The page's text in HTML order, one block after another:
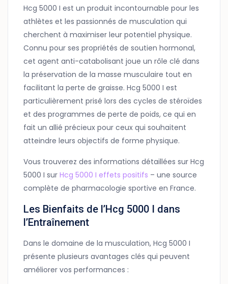
Hcg 5000 I est un produit incontournable pour les
athlètes et les passionnés de musculation qui
cherchent à maximiser leur potentiel physique.
Connu pour ses propriétés de soutien hormonal,
cet agent anti-catabolisant joue un rôle clé dans
la préservation de la masse musculaire tout en
facilitant la perte de graisse. Hcg 5000 I est
particulièrement prisé lors des cycles de stéroïdes
et des programmes de perte de poids, ce qui en
fait un allié précieux pour ceux qui souhaitent
atteindre leurs objectifs de forme physique.
Vous trouverez des informations détaillées sur Hcg
5000 I surHcg 5000 I effets positifs – une source
complète de pharmacologie sportive en France.
Les Bienfaits de l’Hcg 5000 I dans
l’Entraînement
Dans le domaine de la musculation, Hcg 5000 I
présente plusieurs avantages clés qui peuvent
améliorer vos performances :